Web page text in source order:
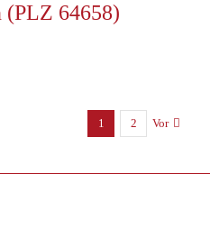
(PLZ 64658)
1 2 Vor